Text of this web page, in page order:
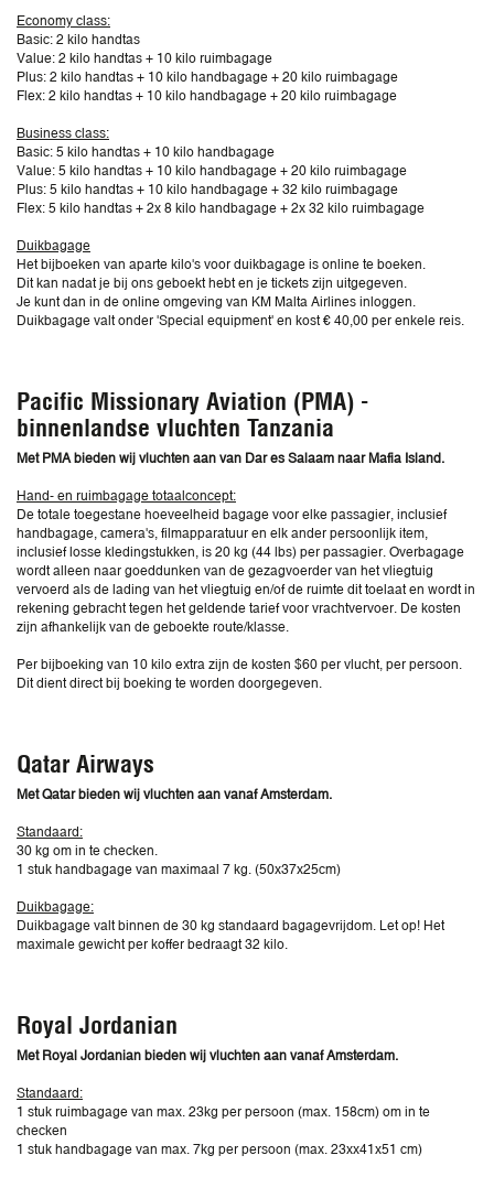
Economy class:
Basic: 2 kilo handtas
Value: 2 kilo handtas + 10 kilo ruimbagage
Plus: 2 kilo handtas + 10 kilo handbagage + 20 kilo ruimbagage
Flex: 2 kilo handtas + 10 kilo handbagage + 20 kilo ruimbagage
Business class:
Basic: 5 kilo handtas + 10 kilo handbagage
Value: 5 kilo handtas + 10 kilo handbagage + 20 kilo ruimbagage
Plus: 5 kilo handtas + 10 kilo handbagage + 32 kilo ruimbagage
Flex: 5 kilo handtas + 2x 8 kilo handbagage + 2x 32 kilo ruimbagage
Duikbagage
Het bijboeken van aparte kilo's voor duikbagage is online te boeken.
Dit kan nadat je bij ons geboekt hebt en je tickets zijn uitgegeven.
Je kunt dan in de online omgeving van KM Malta Airlines inloggen.
Duikbagage valt onder 'Special equipment' en kost € 40,00 per enkele reis.
Pacific Missionary Aviation (PMA) -
binnenlandse vluchten Tanzania
Met PMA bieden wij vluchten aan van Dar es Salaam naar Mafia Island.
Hand- en ruimbagage totaalconcept:
De totale toegestane hoeveelheid bagage voor elke passagier, inclusief
handbagage, camera's, filmapparatuur en elk ander persoonlijk item,
inclusief losse kledingstukken, is 20 kg (44 lbs) per passagier. Overbagage
wordt alleen naar goeddunken van de gezagvoerder van het vliegtuig
vervoerd als de lading van het vliegtuig en/of de ruimte dit toelaat en wordt in
rekening gebracht tegen het geldende tarief voor vrachtvervoer. De kosten
zijn afhankelijk van de geboekte route/klasse.
Per bijboeking van 10 kilo extra zijn de kosten $60 per vlucht, per persoon.
Dit dient direct bij boeking te worden doorgegeven.
Qatar Airways
Met Qatar bieden wij vluchten aan vanaf Amsterdam.
Standaard:
30 kg om in te checken.
1 stuk handbagage van maximaal 7 kg. (50x37x25cm)
Duikbagage:
Duikbagage valt binnen de 30 kg standaard bagagevrijdom. Let op! Het
maximale gewicht per koffer bedraagt 32 kilo.
Royal Jordanian
Met Royal Jordanian bieden wij vluchten aan vanaf Amsterdam.
Standaard:
1 stuk ruimbagage van max. 23kg per persoon (max. 158cm) om in te
checken
1 stuk handbagage van max. 7kg per persoon (max. 23xx41x51 cm)